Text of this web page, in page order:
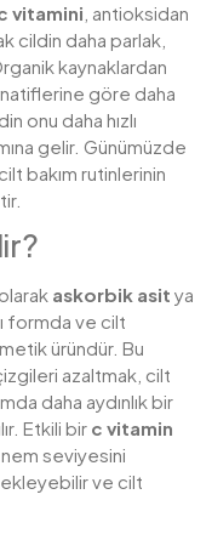
vitamini , antioksidan
cildin daha parlak,
kaynaklardan
göre daha
onu daha hızlı
gelir. Günümüzde
bakım rutinlerinin
askorbik asit ya
formda ve cilt
üründür. Bu
azaltmak, cilt
daha aydınlık bir
Etkili bir c vitamin
nem seviyesini
ve cilt